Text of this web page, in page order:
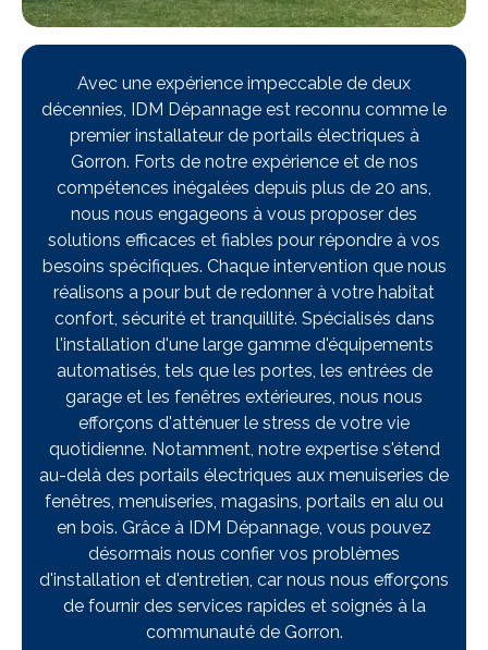
Avec une expérience impeccable de deux
décennies, IDM Dépannage est reconnu comme le
premier installateur de portails électriques à
Gorron. Forts de notre expérience et de nos
compétences inégalées depuis plus de 20 ans,
nous nous engageons à vous proposer des
solutions efficaces et fiables pour répondre à vos
besoins spécifiques. Chaque intervention que nous
réalisons a pour but de redonner à votre habitat
confort, sécurité et tranquillité. Spécialisés dans
l'installation d'une large gamme d'équipements
automatisés, tels que les portes, les entrées de
garage et les fenêtres extérieures, nous nous
efforçons d'atténuer le stress de votre vie
quotidienne. Notamment, notre expertise s'étend
au-delà des portails électriques aux menuiseries de
fenêtres, menuiseries, magasins, portails en alu ou
en bois. Grâce à IDM Dépannage, vous pouvez
désormais nous confier vos problèmes
d'installation et d'entretien, car nous nous efforçons
de fournir des services rapides et soignés à la
communauté de Gorron.